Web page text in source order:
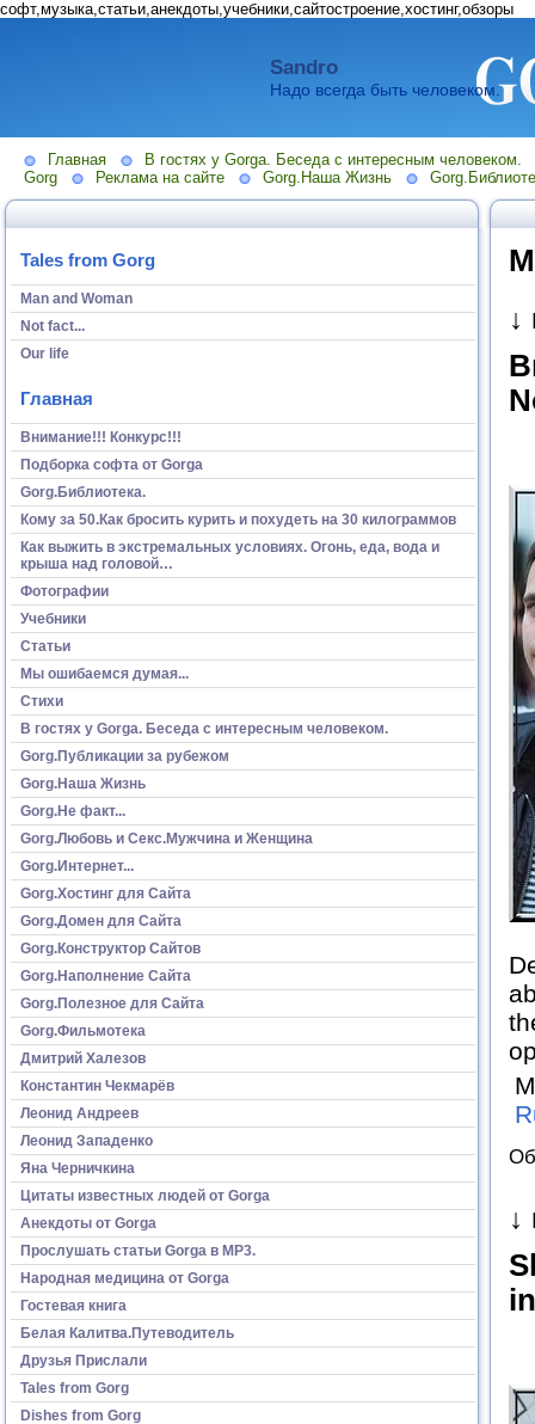
софт,музыка,статьи,анекдоты,учебники,сайтостроение,хостинг,обзоры
Sandro
Надо всегда быть человеком.
Главная
В гостях у Gorga. Беседа с интересным человеком.
Gorg
Реклама на сайте Gorg.Наша Жизнь
Tales from Gorg
Man and Woman
Not fact...
Our life
Главная
Внимание!!! Конкурс!!!
Подборка софта от Gorga
Gorg.Библиотека.
Кому за 50.Как бросить курить и похудеть на 30 килограммов
Как выжить в экстремальных условиях. Огонь, еда, вода и
крыша над головой…
Фотографии
Учебники
Статьи
Мы ошибаемся думая...
Стихи
В гостях у Gorga. Беседа с интересным человеком.
Gorg.Публикации за рубежом
Gorg.Наша Жизнь
Gorg.Не факт...
Gorg.Любовь и Секс.Мужчина и Женщина
Gorg.Интернет...
Gorg.Хостинг для Сайта
Gorg.Домен для Сайта
Gorg.Конструктор Сайтов
Gorg.Наполнение Сайта
Gorg.Полезное для Сайта
Gorg.Фильмотека
Дмитрий Халезов
Константин Чекмарёв
Леонид Андреев
Леонид Западенко
Яна Черничкина
Цитаты известных людей от Gorga
Анекдоты от Gorga
Прослушать статьи Gorga в МР3.
Народная медицина от Gorga
Гостевая книга
Белая Калитва.Путеводитель
Друзья Прислали
Tales from Gorg
Dishes from Gorg